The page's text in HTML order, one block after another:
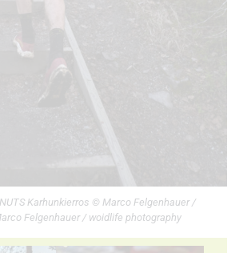
Karhunkierros © Marco Felgenhauer /
Felgenhauer / woidlife photography